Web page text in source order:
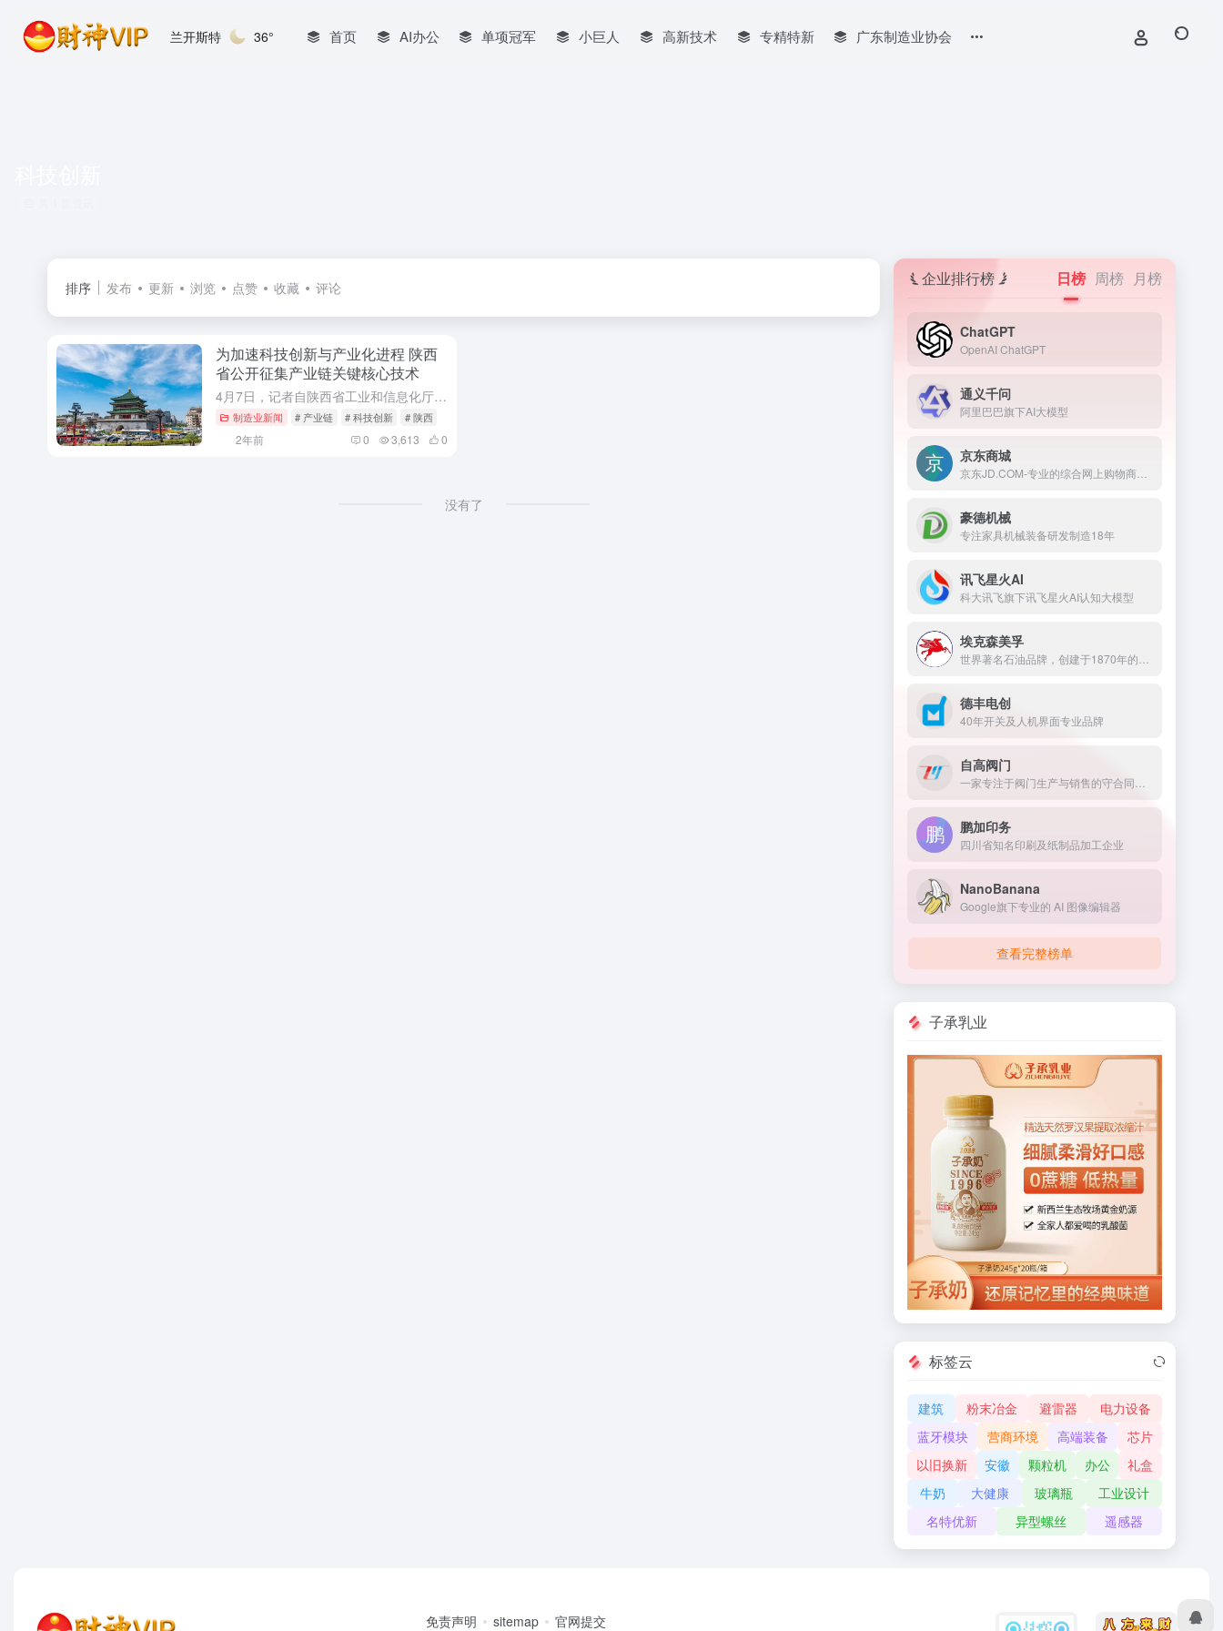
兰开斯特 36° 首页 AI办公 单项冠军 小巨人 高新技术 专精特新 广东制造业协会
排序 发布 更新 浏览 点赞 收藏 评论
为加速科技创新与产业化进程 陕西
省公开征集产业链关键核心技术
4月7日，记者自陕西省工业和信息化厅获悉，为进一步提升新质生产力，加速科技成果转移转化，并增强科技创新对产业发展的支撑作用，该厅近日发布通知，面向全省乃至全国的高等院校、科研院所及相关企事业单位，征集...
制造业新闻 # 产业链 # 科技创新 # 陕西
2年前 0 3,613 0
没有了
企业排行榜 日榜 周榜 月榜
ChatGPT
OpenAI ChatGPT
通义千问
阿里巴巴旗下AI大模型
京东商城
豪德机械
专注家具机械装备研发制造18年
讯飞星火AI
科大讯飞旗下讯飞星火AI认知大模型
埃克森美孚
德丰电创
40年开关及人机界面专业品牌
自高阀门
鹏加印务
四川省知名印刷及纸制品加工企业
NanoBanana
Google旗下专业的 AI 图像编辑器
查看完整榜单
子承乳业
标签云
建筑 粉末冶金 避雷器
电力设备
蓝牙模块
营商环境 高端装备
芯片
以旧换新
安徽 颗粒机 办公
礼盒
牛奶
大健康 玻璃瓶
工业设计
名特优新
异型螺丝 遥感器
免责声明 sitemap 官网提交